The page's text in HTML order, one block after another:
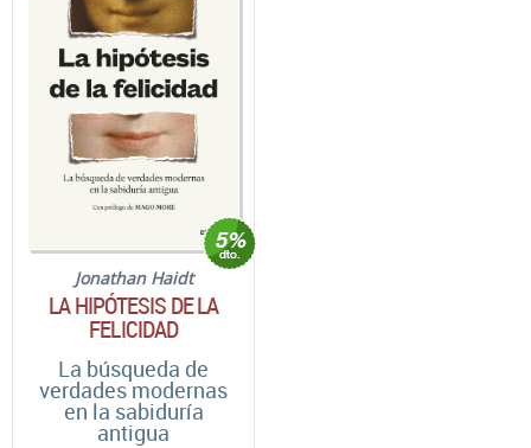
Jonathan Haidt
LA HIPÓTESIS DE LA
FELICIDAD
La búsqueda de
verdades modernas
en la sabiduría
antigua